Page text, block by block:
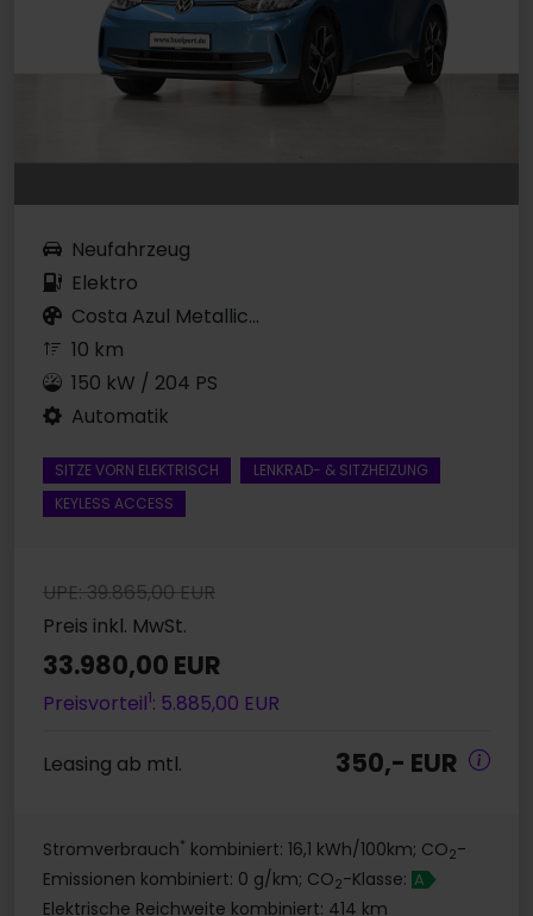
Neufahrzeug
Elektro
Costa Azul Metallic...
10 km
150 kW / 204 PS
Automatik
SITZE VORN ELEKTRISCH
LENKRAD- & SITZHEIZUNG
KEYLESS ACCESS
UPE: 39.865,00 EUR
Preis inkl. MwSt.
33.980,00 EUR
Preisvorteil1: 5.885,00 EUR
Leasing ab mtl. 350,- EUR
Stromverbrauch* kombiniert: 16,1 kWh/100km; CO2-
Emissionen kombiniert: 0 g/km; CO2-Klasse: A
Elektrische Reichweite kombiniert: 414 km